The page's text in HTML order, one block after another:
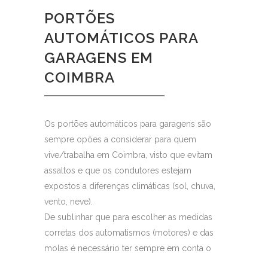
PORTÕES
AUTOMÁTICOS PARA
GARAGENS EM
COIMBRA
Os portões automáticos para garagens são
sempre opões a considerar para quem
vive/trabalha em Coimbra, visto que evitam
assaltos e que os condutores estejam
expostos a diferenças climáticas (sol, chuva,
vento, neve).
De sublinhar que para escolher as medidas
corretas dos automatismos (motores) e das
molas é necessário ter sempre em conta o